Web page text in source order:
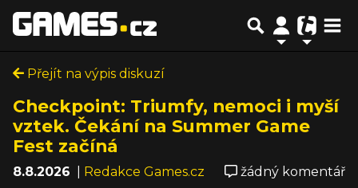
Přejít na výpis diskuzí
Checkpoint: Triumfy, nemoci i myší
vztek. Čekání na Summer Game
Fest začíná
8.8.2026 Redakce Games.cz žádný komentář